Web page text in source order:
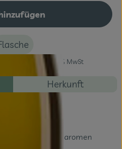
Produkt zum Warenkorb
/ l 19% MwSt
Herkunft
Rezepte
, Birnen-, Pfirsicharomen